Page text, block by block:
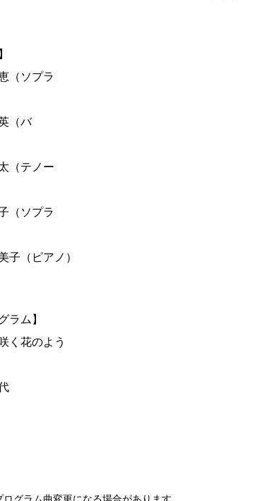
（ソプラ
（バ
（テノー
（ソプラ
子（ピアノ）
ラム】
く花のよう